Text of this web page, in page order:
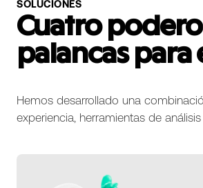
SOLUCIONES
Cuatro
palancas para
Hemos desarrollado una
experiencia, herramientas de